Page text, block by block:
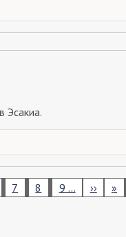
Эсакиа.
Page
7 Page
8 Page
9 … ›› »